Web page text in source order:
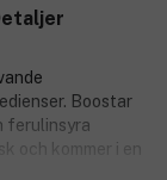
Boostar
ferulinsyra
och kommer i en